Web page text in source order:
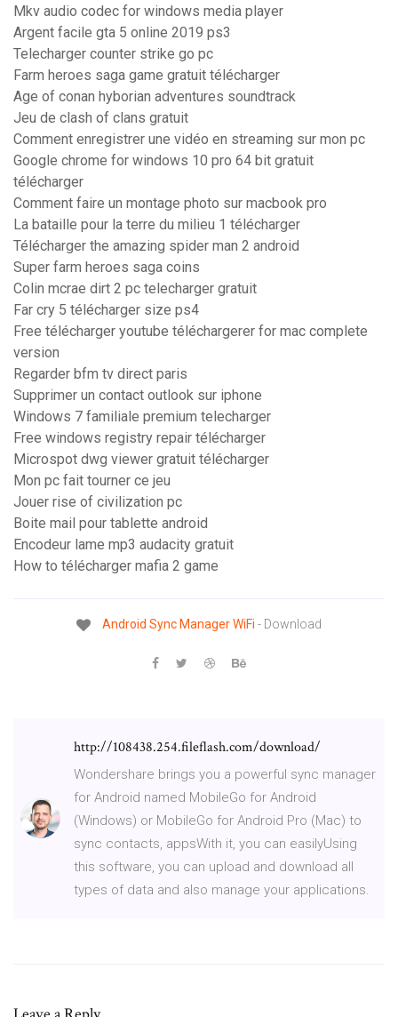
Mkv audio codec for windows media player
Argent facile gta 5 online 2019 ps3
Telecharger counter strike go pc
Farm heroes saga game gratuit télécharger
Age of conan hyborian adventures soundtrack
Jeu de clash of clans gratuit
Comment enregistrer une vidéo en streaming sur mon pc
Google chrome for windows 10 pro 64 bit gratuit
télécharger
Comment faire un montage photo sur macbook pro
La bataille pour la terre du milieu 1 télécharger
Télécharger the amazing spider man 2 android
Super farm heroes saga coins
Colin mcrae dirt 2 pc telecharger gratuit
Far cry 5 télécharger size ps4
Free télécharger youtube téléchargerer for mac complete
version
Regarder bfm tv direct paris
Supprimer un contact outlook sur iphone
Windows 7 familiale premium telecharger
Free windows registry repair télécharger
Microspot dwg viewer gratuit télécharger
Mon pc fait tourner ce jeu
Jouer rise of civilization pc
Boite mail pour tablette android
Encodeur lame mp3 audacity gratuit
How to télécharger mafia 2 game
Android Sync ManagerWiFi - Download
http://108438.254.fileflash.com/download/
Wondershare brings you a powerful sync manager
for Android named MobileGo for Android
(Windows) or MobileGo for Android Pro (Mac) to
sync contacts, appsWith it, you can easilyUsing
this software, you can upload and download all
types of data and also manage your applications.